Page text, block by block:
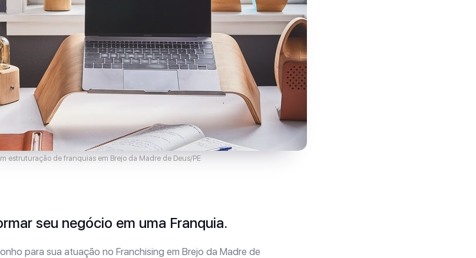
estruturação de franquias em Brejo da Madre de Deus/PE
seu negócio em uma Franquia.
para sua atuação no Franchising em Brejo da Madre de